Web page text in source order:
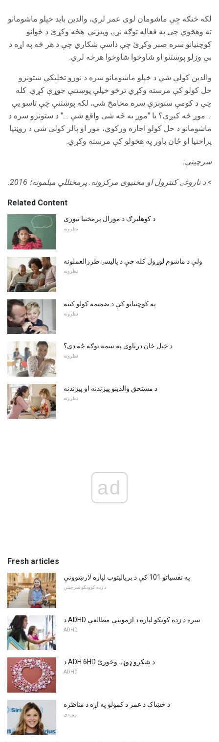
لکه څنګه چې ماشومان لوی عمر لري، والدین باید خپلو ماشومانو
ته وهڅوي چې په فعاله توګه نړۍ وپيژني. هڅه وکړئ د ځوانو
کوچنيانو سره صبر وکړئ چې داسې ښکاري چې د هر څه په اړه د
بې وزلو پوښتنو او شاوخوا شاوخوا هرڅه لري.
والدین کولی شي د خپلو ماشومانو سره د نورو تخليکي ستونزو
حل کولو کې مرسته وکړي ترڅو خپلې پوښتنې جوړې کړي. کله
چې د کومې ستونزې سره مخامخ شي، لکه پوښتنې چې تاسو یې
... موږ څه کیږي؟ یا "موږ به څه شی واقع شي ...." د ستونزو سره د
ماشومانو د حل کولو اجازه ورکوي، مور او پالر کولی شي د روڼتیا
پراختیا او ځان باور په هڅولو کې مرسته وکړي.
سرچینې:
> د ناروغۍ کنترول او مخنیوی مرکزونه. پرمختللي میلمونه؛ 2016.
Related Content
د کوهلبرګ د مورال پرمختیا تیوری
نظرونه
ولې د ماشوم لوړول کله چې د پالیسۍ طرزالعملونه
نظرونه
په کوچنیانو کې د ضمیمه کولو کتنه
نظرونه
د خپل ځان درناوی په سمه توګه څه دی؟
نظرونه
د مستحق والدینو پیژندنه او پیژندنه
نظرونه
ad
Fresh articles
په نفسیاتو 101 کې د بریالیتوب لپاره لارښوونې
د زده کوونکو سرچینې
د ADHD سره د زده کونکو لپاره د ازموینې مطالعې
ADHD
د ADH 6HD د شکرو ډوډۍ وخورئ
ADHD
د څښاک د عمر د کمولو په اړه د مناظره
روږدي